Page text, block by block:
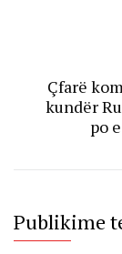
Çfarë
kundër
po
Publikime